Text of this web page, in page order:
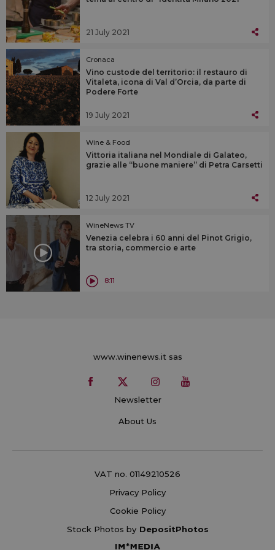
21 July 2021
Cronaca
Vino custode del territorio: il restauro di
Vitaleta, icona di Val d’Orcia, da parte di
Podere Forte
19 July 2021
Wine & Food
Vittoria italiana nel Mondiale di Galateo,
grazie alle “buone maniere” di Petra Carsetti
12 July 2021
WineNews TV
Venezia celebra i 60 anni del Pinot Grigio,
tra storia, commercio e arte
8:11
www.winenews.it sas
Newsletter
About Us
VAT no. 01149210526
Privacy Policy
Cookie Policy
Stock Photos by DepositPhotos